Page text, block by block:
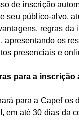
de inscrição
seu público-alvo,
regras
apresentando os
presenciais e
para a inscrição
para a Capef
em até 30 dias da